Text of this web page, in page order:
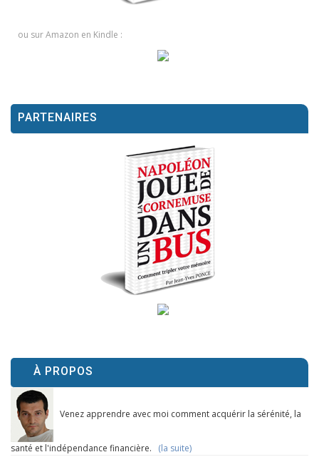
ou sur Amazon en Kindle :
PARTENAIRES
À PROPOS
Venez apprendre avec moi comment acquérir la sérénité, la
santé et l'indépendance financière. (la suite)